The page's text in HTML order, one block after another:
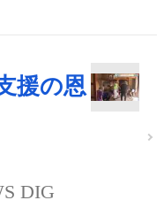
援の恩
DIG